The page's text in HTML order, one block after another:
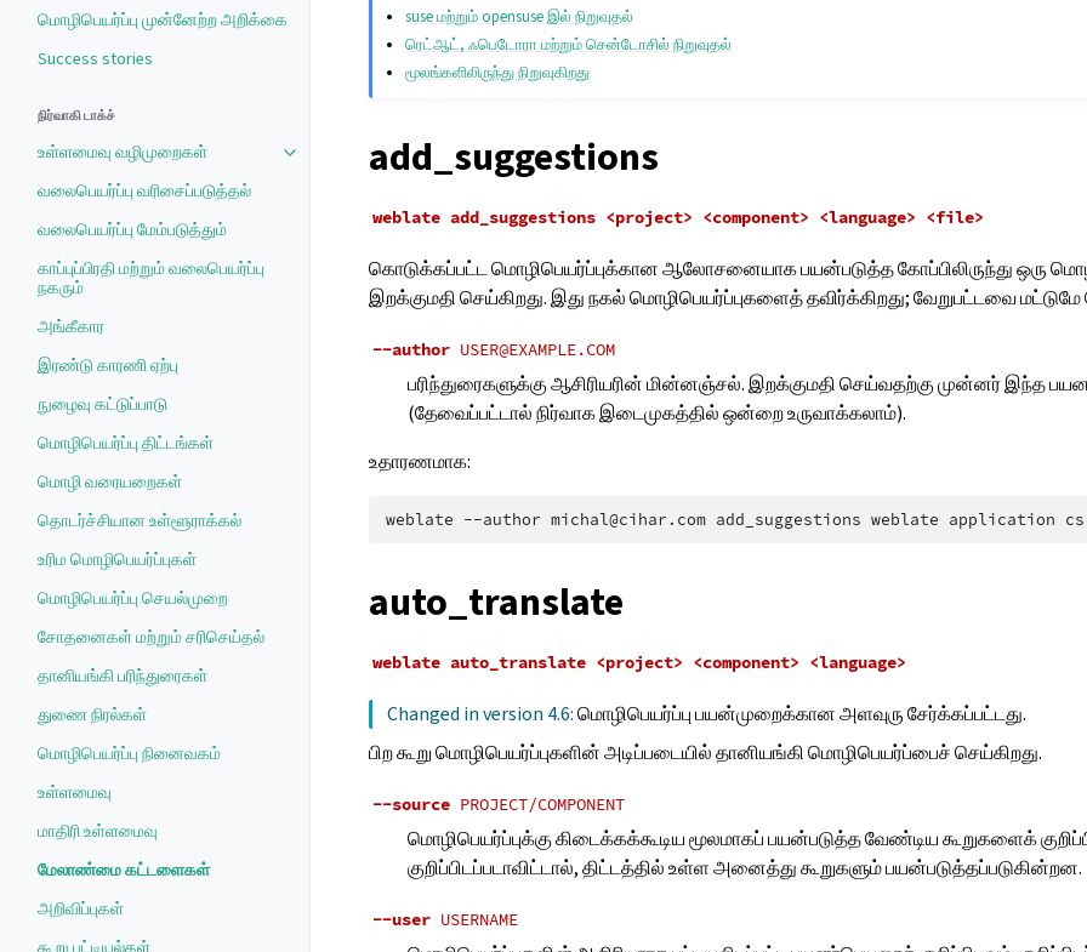
மொழிபெயர்ப்பு முன்னேற்ற அறிக்கை
Success stories
நிர்வாகி டாக்ச்
உள்ளமைவு வழிமுறைகள்
வலைபெயர்ப்பு வரிசைப்படுத்தல்
வலைபெயர்ப்பு மேம்படுத்தும்
காப்புப்பிரதி மற்றும் வலைபெயர்ப்பு
நகரும்
அங்கீகார
இரண்டு காரணி ஏற்பு
நுழைவு கட்டுப்பாடு
மொழிபெயர்ப்பு திட்டங்கள்
மொழி வரையறைகள்
தொடர்ச்சியான உள்ளூராக்கல்
உரிம மொழிபெயர்ப்புகள்
மொழிபெயர்ப்பு செயல்முறை
சோதனைகள் மற்றும் சரிசெய்தல்
தானியங்கி பரிந்துரைகள்
துணை நிரல்கள்
மொழிபெயர்ப்பு நினைவகம்
உள்ளமைவு
மாதிரி உள்ளமைவு
மேலாண்மை கட்டளைகள்
அறிவிப்புகள்
suse மற்றும் opensuse இல் நிறுவுதல்
ரெட்ஆட், ஃபெடோரா மற்றும் சென்டோசில் நிறுவுதல்
மூலங்களிலிருந்து நிறுவுகிறது
add_suggestions
weblate add_suggestions <project> <component> <language> <file>
கொடுக்கப்பட்ட மொழிபெயர்ப்புக்கான ஆலோசனையாக பயன்படுத்த கோப்பிலிருந்து ஒரு
இறக்குமதி செய்கிறது. இது நகல் மொழிபெயர்ப்புகளைத் தவிர்க்கிறது; வேறுபட்டவை
--author USER@EXAMPLE.COM
பரிந்துரைகளுக்கு ஆசிரியரின் மின்னஞ்சல். இறக்குமதி செய்வதற்கு முன்னர் இந்த
(தேவைப்பட்டால் நிர்வாக இடைமுகத்தில் ஒன்றை உருவாக்கலாம்).
உதாரணமாக:
weblate --author michal@cihar.com add_suggestions weblate application cs
auto_translate
weblate auto_translate <project> <component> <language>
Changed in version 4.6:மொழிபெயர்ப்பு பயன்முறைக்கான அளவுரு சேர்க்கப்பட்டது.
பிற கூறு மொழிபெயர்ப்புகளின் அடிப்படையில் தானியங்கி மொழிபெயர்ப்பைச் செய்கிறது.
--source PROJECT/COMPONENT
மொழிபெயர்ப்புக்கு கிடைக்கக்கூடிய மூலமாகப் பயன்படுத்த வேண்டிய கூறுகளைக்
குறிப்பிடப்படாவிட்டால், திட்டத்தில் உள்ள அனைத்து கூறுகளும் பயன்படுத்தப்படுகின்றன.
--user USERNAME